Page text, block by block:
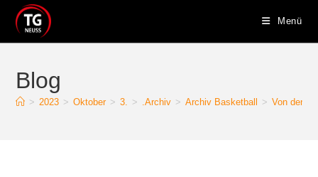
Inhalt
springen
Menü
Blog
> 2023 > Oktober > 3. > .Archiv > Archiv Basketball > Von den